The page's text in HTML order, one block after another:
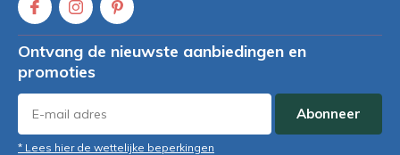
Ontvang de nieuwste aanbiedingen en
promoties
Abonneer
* Lees hier de wettelijke beperkingen